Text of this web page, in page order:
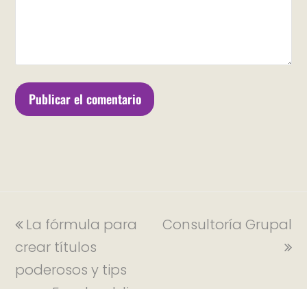
La fórmula para
crear títulos
poderosos y tips
Consultoría Grupal